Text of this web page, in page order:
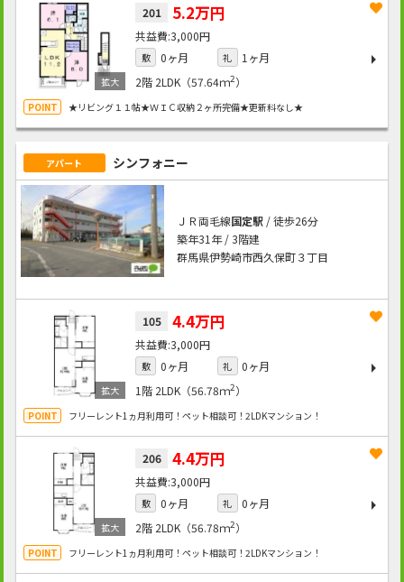
201 5.2万円
3,000円
敷 0ヶ月 礼
1ヶ月
2階 2LDK（57.64ｍ2）
★リビング１１帖★ＷＩＣ収納２ヶ所完備★更新料なし★
アパート シンフォニー
ＪＲ両毛線国定駅/ 徒歩26分
築年31年 / 3階建
群馬県伊勢崎市西久保町３丁目
105 4.4万円
3,000円
敷 0ヶ月 礼
0ヶ月
1階 2LDK（56.78ｍ2）
フリーレント1ヵ月利用可！ペット相談可！2LDKマンション！
206 4.4万円
3,000円
敷 0ヶ月 礼
0ヶ月
2階 2LDK（56.78ｍ2）
フリーレント1ヵ月利用可！ペット相談可！2LDKマンション！